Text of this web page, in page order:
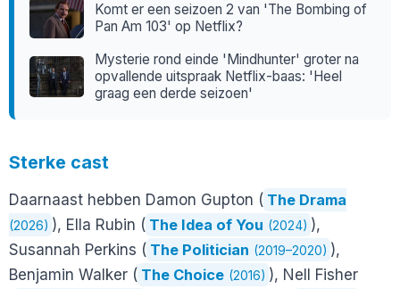
Komt er een seizoen 2 van 'The Bombing of
Pan Am 103' op Netflix?
Mysterie rond einde 'Mindhunter' groter na
opvallende uitspraak Netflix-baas: 'Heel
graag een derde seizoen'
Sterke cast
Daarnaast hebben Damon Gupton ( The Drama
(2026) ), Ella Rubin ( The Idea of You (2024) ),
Susannah Perkins ( The Politician (2019–2020) ),
Benjamin Walker ( The Choice (2016) ), Nell Fisher